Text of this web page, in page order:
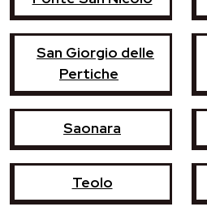
San Giorgio delle
Pertiche
Saonara
Teolo